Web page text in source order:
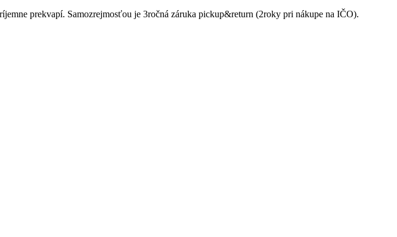
prekvapí. Samozrejmosťou je 3ročná záruka pickup&return (2roky pri nákupe na IČO).